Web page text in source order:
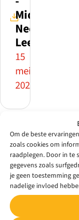
Om de beste
zoals cookies om
raadplegen. Door in te
gegevens zoals
je geen toestemming
nadelige invloed
Midden
Nederland
Leert
15
mei
2026
PDF
Nieuwsbrief
Midden
Nederland
Leert
-